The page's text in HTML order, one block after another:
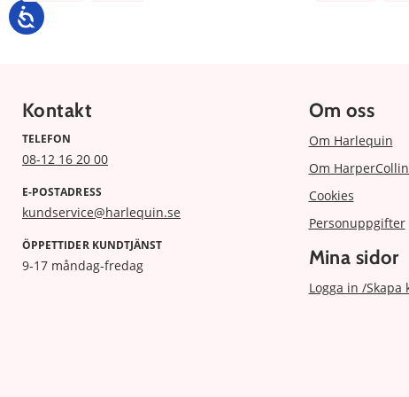
Kontakt
TELEFON
08-12 16 20 00
E-POSTADRESS
kundservice@harlequin.se
ÖPPETTIDER KUNDTJÄNST
9-17 måndag-fredag
Om oss
Om Harlequin
Om
Cookies
Personuppgifter
Mina sidor
Logga in /Skapa